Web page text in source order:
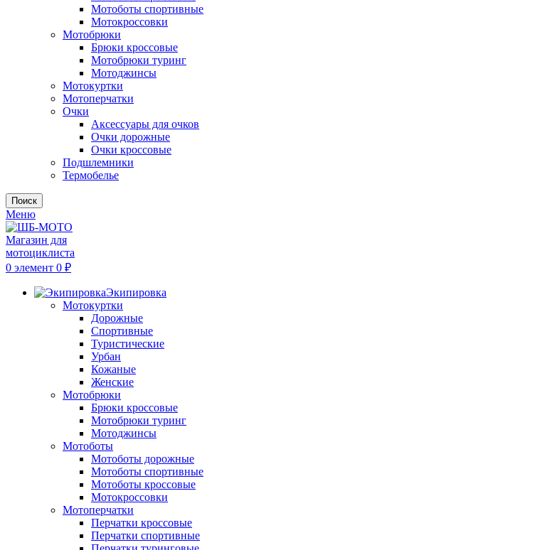
Мотоботы спортивные
Мотокроссовки
Мотобрюки
Брюки кроссовые
Мотобрюки туринг
Мотоджинсы
Мотокуртки
Мотоперчатки
Очки
Аксессуары для очков
Очки дорожные
Очки кроссовые
Подшлемники
Термобелье
Поиск
Меню
0 элемент 0 ₽
Экипировка
Мотокуртки
Дорожные
Спортивные
Туристические
Урбан
Кожаные
Женские
Мотобрюки
Брюки кроссовые
Мотобрюки туринг
Мотоджинсы
Мотоботы
Мотоботы дорожные
Мотоботы спортивные
Мотоботы кроссовые
Мотокроссовки
Мотоперчатки
Перчатки кроссовые
Перчатки спортивные